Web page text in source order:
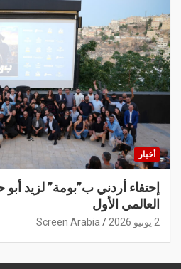
أخبار
إحتفاء أردني ب”بومة” لزيد
العالمي الأول
2 يونيو 2026 Screen Arabia